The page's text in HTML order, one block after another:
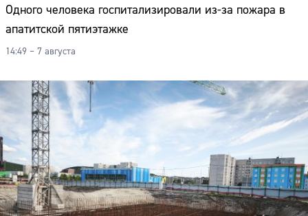
Одного человека госпитализировали из-за пожара в
апатитской пятиэтажке
14:49 – 7 августа